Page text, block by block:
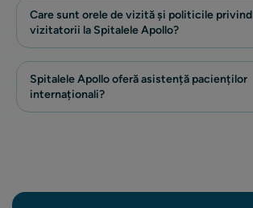
Care sunt orele de vizită și politicile privind
vizitatorii la Spitalele Apollo?
Spitalele Apollo oferă asistență pacienților
internaționali?